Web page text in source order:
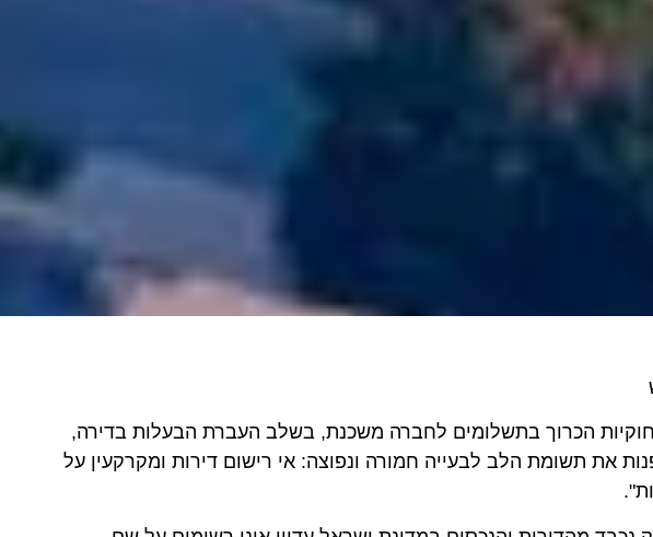
הכרוך בתשלומים לחברה משכנת, בשלב העברת הבעלות בדירה,
את תשומת הלב לבעייה חמורה ונפוצה: אי רישום דירות ומקרקעין על